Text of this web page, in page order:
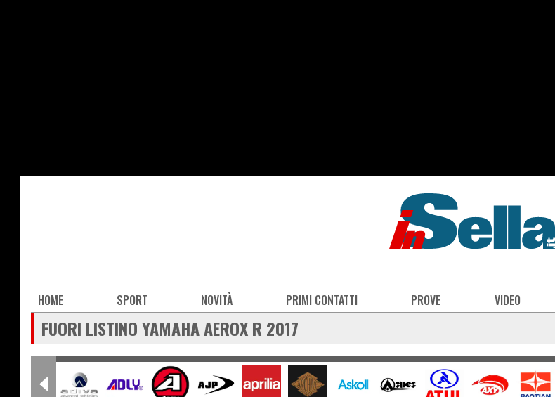
Main
navigation
HOME SPORT NOVITÀ PRIMI CONTATTI PROVE VIDEO
FUORI LISTINO YAMAHA AEROX R 2017